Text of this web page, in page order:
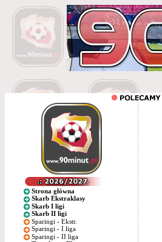
Strona główna
Skarb Ekstraklasy
Skarb I ligi
Skarb II ligi
Sparingi - Ekstr.
Sparingi - I liga
Sparingi - II liga